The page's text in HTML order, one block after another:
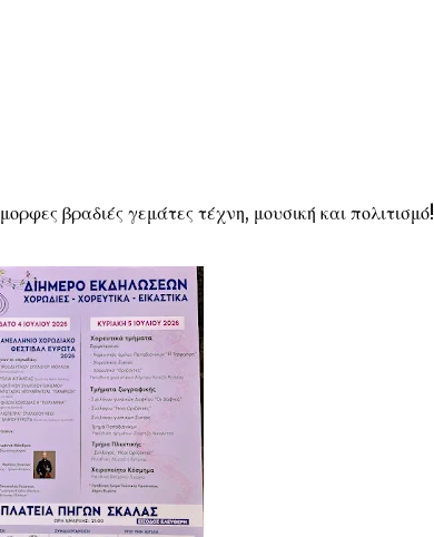
βραδιές γεμάτες τέχνη, μουσική και πολιτισμό!